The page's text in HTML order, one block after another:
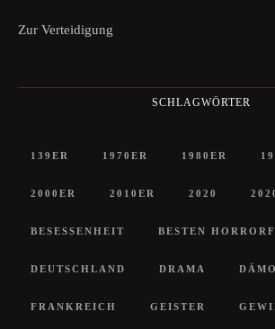
Zur Verteidigung
SCHLAGWÖRTER
139ER 1970ER 1980ER
2000ER 2010ER 2020
BESESSENHEIT BESTEN
DEUTSCHLAND DRAMA
FRANKREICH GEISTER